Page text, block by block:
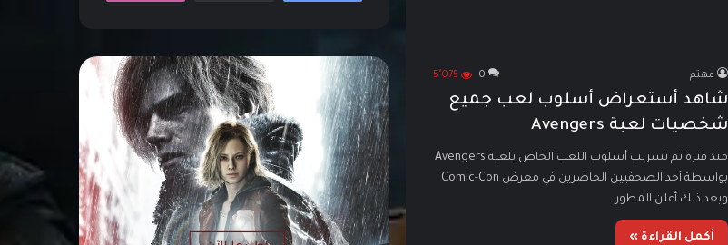
مهتم 0 5٬075
شاهد أستعراض أسلوب لعب جميع
شخصيات لعبة Avengers
منذ فترة تم تسريب أسلوب اللعب الخاص بلعبة Avengers
بواسطة أحد الصحفيين الحاضرين في معرض Comic-Con
وبعد ذلك أعلن المطور…
أكمل القراءة »